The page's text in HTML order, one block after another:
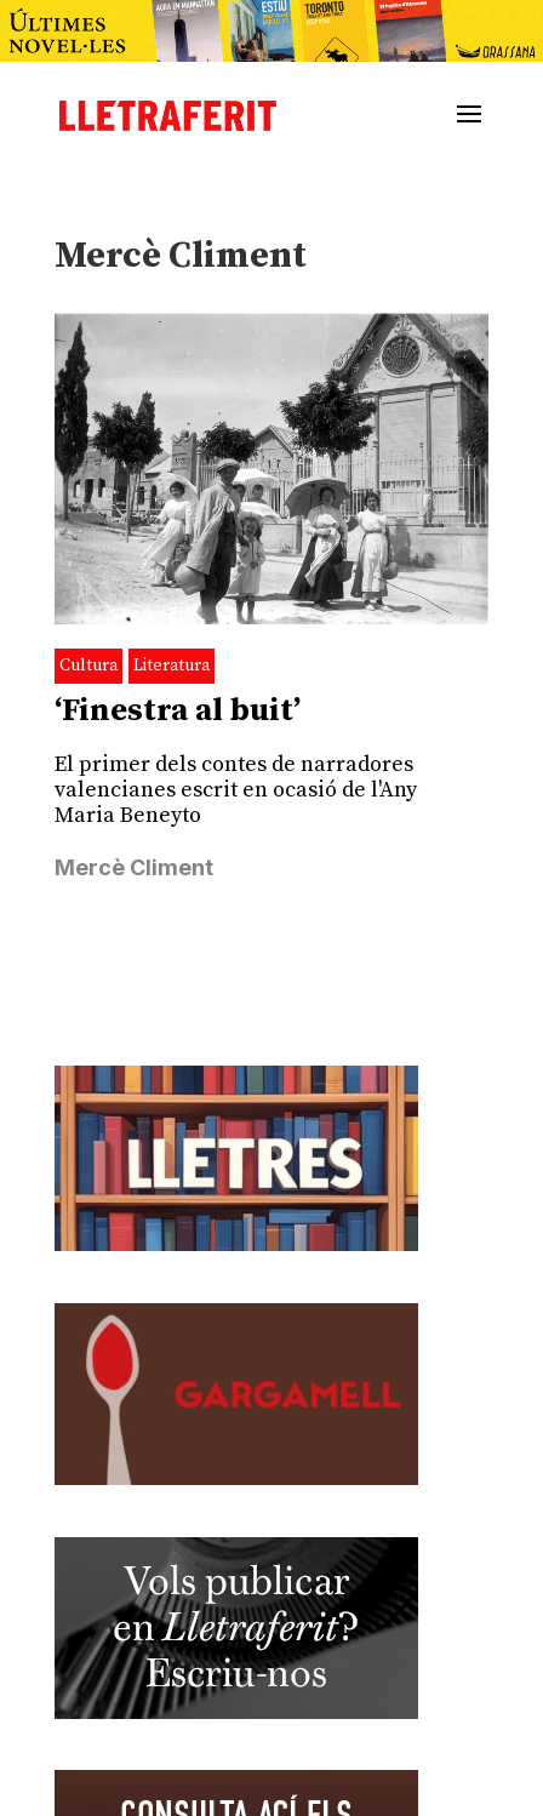
Mercè Climent
Cultura Literatura
‘Finestra al buit’
El primer dels contes de narradores
valencianes escrit en ocasió de l'Any
Maria Beneyto
Mercè Climent